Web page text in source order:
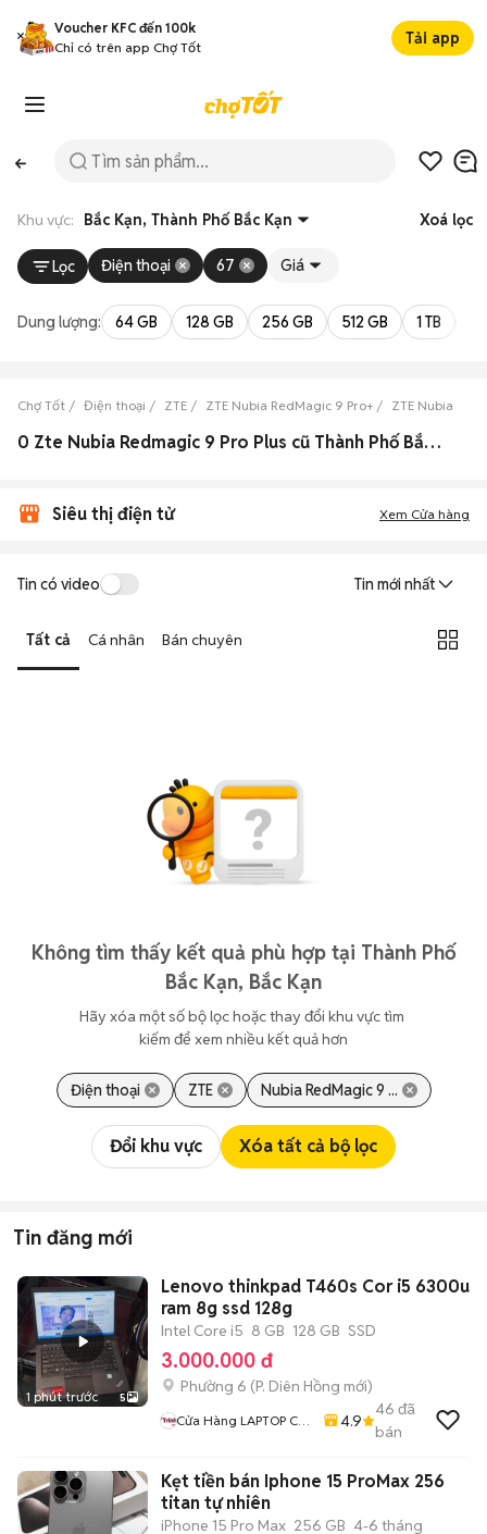
Voucher KFC đến 100k
Chỉ có trên app Chợ Tốt
Tải app
Khu vực: Bắc Kạn, Thành Phố Bắc Kạn Xoá lọc
Lọc Điện thoại 67 Giá
Dung lượng: 64 GB 128 GB 256 GB 512 GB 1 TB
Chợ Tốt Điện thoại ZTE ZTE Nubia RedMagic 9 Pro+ ZTE Nubia
0 Zte Nubia Redmagic 9 Pro Plus cũ Thành Phố Bắc Kạn, Bắc Kạn đẹp
Siêu thị điện tử Xem Cửa hàng
Tin có video Tin mới nhất
Tất cả Cá nhân Bán chuyên
Không tìm thấy kết quả phù hợp tại Thành Phố
Bắc Kạn, Bắc Kạn
Hãy xóa một số bộ lọc hoặc thay đổi khu vực tìm
kiếm để xem nhiều kết quả hơn
Điện thoại ZTE Nubia RedMagic 9 ...
Đổi khu vực Xóa tất cả bộ lọc
Tin đăng mới
1 phút trước 5
Lenovo thinkpad T460s Cor i5 6300u
ram 8g ssd 128g
Intel Core i5 8 GB 128 GB SSD
3.000.000 đ
Phường 6 (P. Diên Hồng mới)
Cửa Hàng LAPTOP Cũ
4.9
46 đã
bán
Kẹt tiền bán Iphone 15 ProMax 256
titan tự nhiên
iPhone 15 Pro Max 256 GB 4-6 tháng